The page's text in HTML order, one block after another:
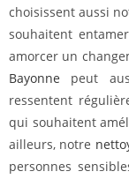
choisissent aussi
souhaitent
amorcer un
Bayonne peut
ressentent
qui souhaitent
ailleurs, notre
personnes